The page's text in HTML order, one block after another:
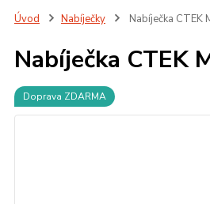
Úvod Nabíječky Nabíječka CTEK
Nabíječka CTEK
Doprava ZDARMA